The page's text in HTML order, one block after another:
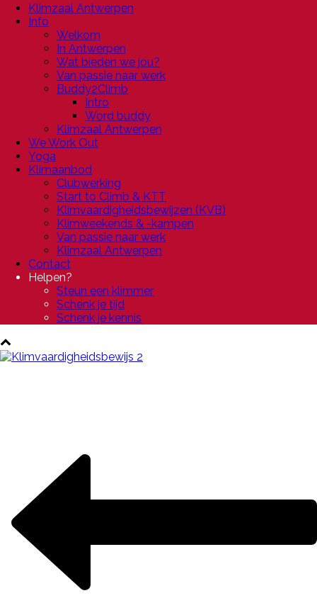
Klimzaal Antwerpen
Info
Welkom
In Antwerpen
Wat bieden we jou?
Van passie naar werk
Buddy2Climb
Intro
Word buddy
Klimzaal Antwerpen
We Work Out
Yoga
Klimaanbod
Clubwerking
Start to Climb & KTT
Klimvaardigheidsbewijzen (KVB)
Klimweekends & -kampen
Van passie naar werk
Klimzaal Antwerpen
Contact
Helpen?
Steun een klimmer
Schenk je tijd
Schenk je kennis